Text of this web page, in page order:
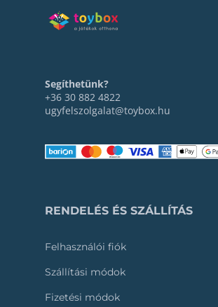
Segíthetünk?
+36 30 882 4822
ugyfelszolgalat@toybox.hu
RENDELÉS ÉS SZÁLLÍTÁS
Felhasználói fiók
Szállítási módok
Fizetési módok